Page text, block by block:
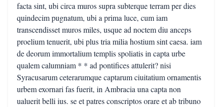
facta sint, ubi circa muros supra subterque terram per dies
quindecim pugnatum, ubi a prima luce, cum iam
transcendisset muros miles, usque ad noctem diu anceps
proelium tenuerit, ubi plus tria milia hostium sint caesa. iam
de deorum immortalium templis spoliatis in capta urbe
qualem calumniam * * ad pontifices attulerit? nisi
Syracusarum ceterarumque captarum ciuitatium ornamentis
urbem exornari fas fuerit, in Ambracia una capta non
ualuerit belli ius. se et patres conscriptos orare et ab tribuno